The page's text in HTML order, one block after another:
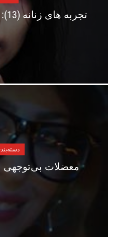
تجربه های زنانه (13): ملاقات مایک با دایکز
معضلات بی‌توجهی